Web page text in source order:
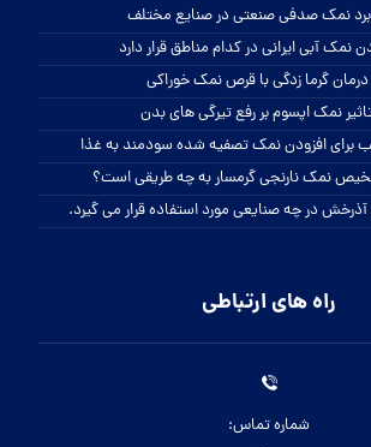
نمک صدفی صنعتی در صنایع مختلف
نمک آبی ایرانی در کدام مناطق قرار دارد
درمان گرما زدگی با قرص نمک خوراکی
نمک اپسوم بر رفع تیرگی های بدن
برای افزودن نمک تصفیه شده سودمند به غذا
نمک نارنجی گرمسار به چه طریقی است؟
در چه صنایعی مورد استفاده قرار می گیرد.
راه های ارتباطی
شماره تماس: